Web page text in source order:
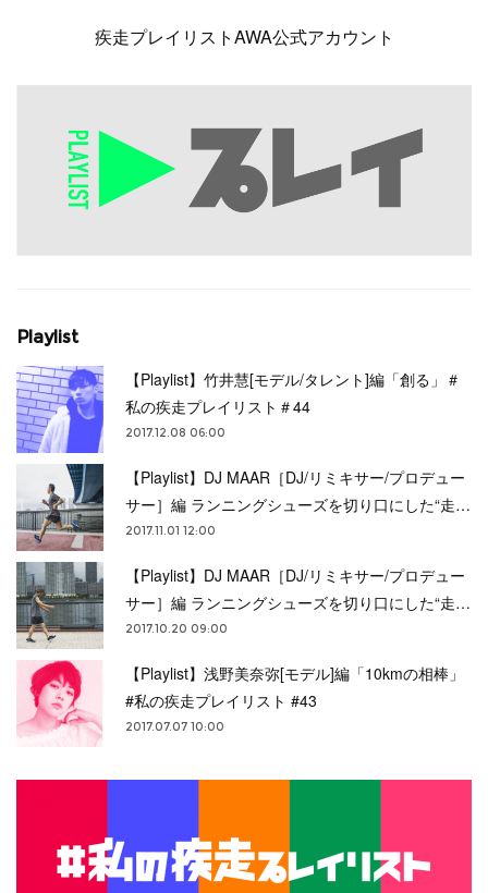
疾走プレイリストAWA公式アカウント
Playlist
【Playlist】竹井慧[モデル/タレント]編「創る」＃
私の疾走プレイリスト＃44
2017.12.08 06:00
【Playlist】DJ MAAR［DJ/リミキサー/プロデュー
サー］編 ランニングシューズを切り口にした“走…
2017.11.01 12:00
【Playlist】DJ MAAR［DJ/リミキサー/プロデュー
サー］編 ランニングシューズを切り口にした“走…
2017.10.20 09:00
【Playlist】浅野美奈弥[モデル]編「10kmの相棒」
#私の疾走プレイリスト #43
2017.07.07 10:00